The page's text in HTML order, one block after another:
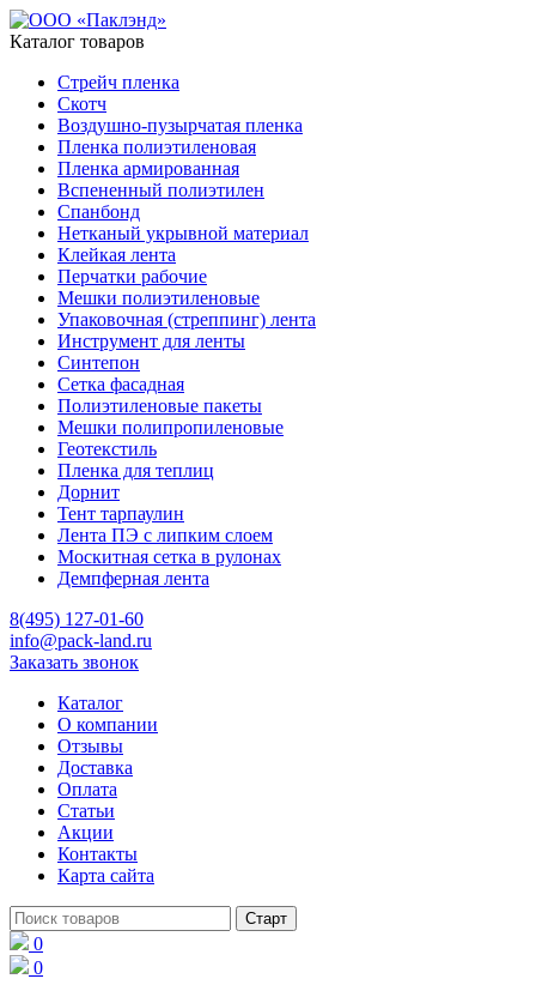
Каталог товаров
Стрейч пленка
Скотч
Воздушно-пузырчатая пленка
Пленка полиэтиленовая
Пленка армированная
Вспененный полиэтилен
Спанбонд
Нетканый укрывной материал
Клейкая лента
Перчатки рабочие
Мешки полиэтиленовые
Упаковочная (стреппинг) лента
Инструмент для ленты
Синтепон
Сетка фасадная
Полиэтиленовые пакеты
Мешки полипропиленовые
Геотекстиль
Пленка для теплиц
Дорнит
Тент тарпаулин
Лента ПЭ с липким слоем
Москитная сетка в рулонах
Демпферная лента
8(495) 127-01-60
info@pack-land.ru
Заказать звонок
Каталог
О компании
Отзывы
Доставка
Оплата
Статьи
Акции
Контакты
Карта сайта
0
0